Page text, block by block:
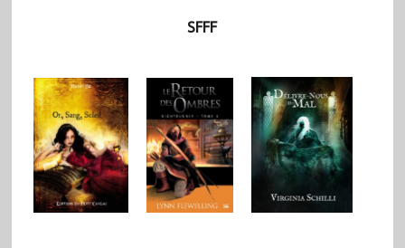
SFFF